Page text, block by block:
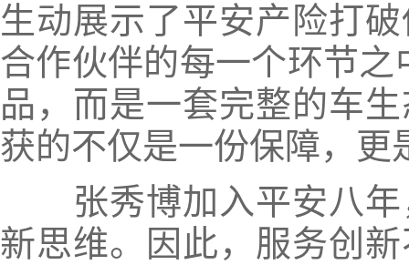
生动展示了平安产险打
合作伙伴的每一个环节
品，而是一套完整的车
获的不仅是一份保障，更
张秀博加入平安八年
新思维。因此，服务创